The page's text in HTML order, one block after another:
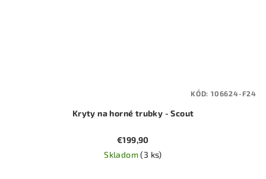
Kryty na horné trubky - Scout
€199,90
Skladom(3 ks)
KÓD: 106624-F24